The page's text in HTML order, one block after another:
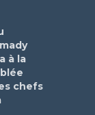
à la
chefs